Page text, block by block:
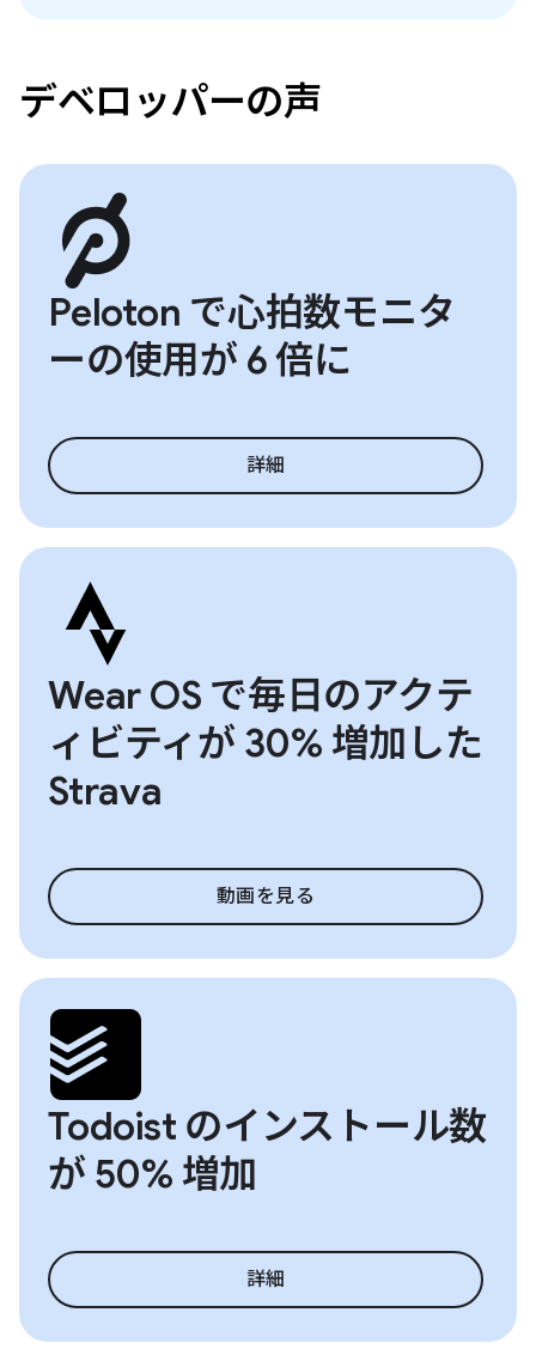
デベロッパーの声
Peloton で心拍数モニタ
ーの使用が 6 倍に
詳細
Wear OS で毎日のアクテ
ィビティが 30% 増加した
Strava
動画を見る
Todoist のインストール数
が 50% 増加
詳細